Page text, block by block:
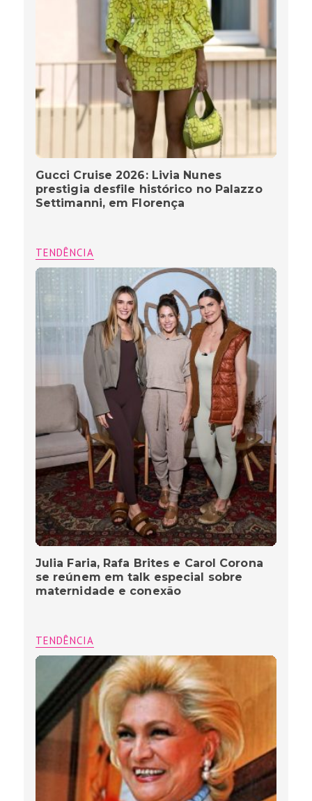
Gucci Cruise 2026: Livia Nunes
prestigia desfile histórico no Palazzo
Settimanni, em Florença
TENDÊNCIA
Julia Faria, Rafa Brites e Carol Corona
se reúnem em talk especial sobre
maternidade e conexão
TENDÊNCIA